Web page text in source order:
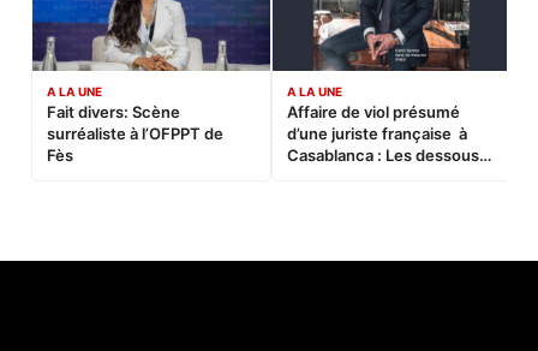
A LA UNE
Fait divers: Scène
surréaliste à l’OFPPT de
Fès
A LA UNE
Affaire de viol présumé
d’une juriste française à
Casablanca : Les dessous